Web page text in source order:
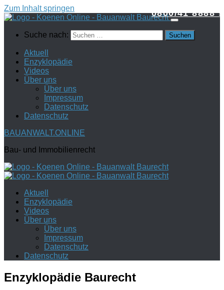
Zum Inhalt springen
Suche nach:
Aktuell
Enzyklopädie
Videos
Über uns
Über uns
Impressum
Datenschutz
Datenschutz
BAUANWALT.ONLINE
Bau- und Immobilienrecht
Aktuell
Enzyklopädie
Videos
Über uns
Über uns
Impressum
Datenschutz
Datenschutz
0800/41 8888 9
Enzyklopädie Baurecht